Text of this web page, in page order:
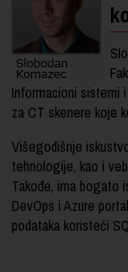
Informacioni sistemi
za CT skenere koje
Višegodišnje
tehnologije, kao i
Takođe, ima bogato
DevOps i Azure
podataka koristeći